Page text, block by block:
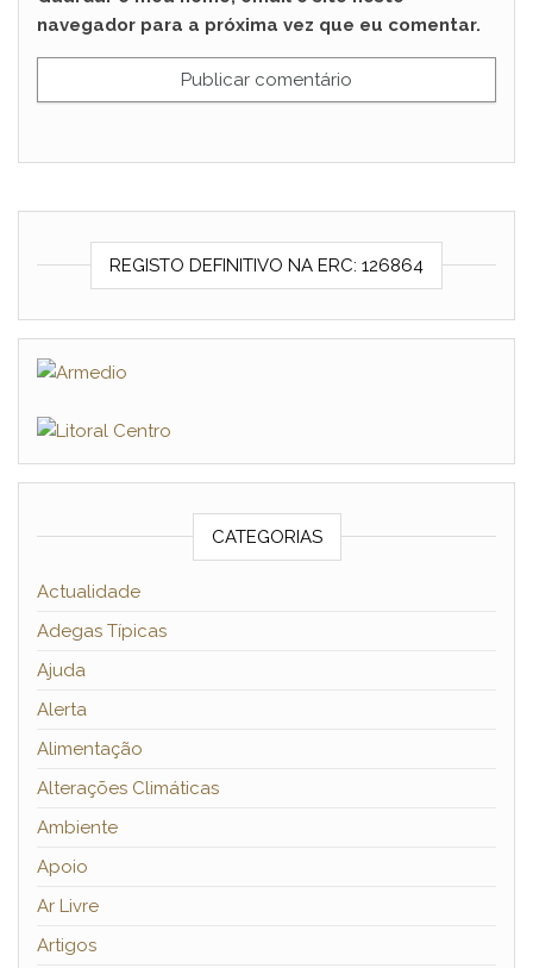
navegador para a próxima vez que eu comentar.
REGISTO DEFINITIVO NA ERC: 126864
CATEGORIAS
Actualidade
Adegas Típicas
Ajuda
Alerta
Alimentação
Alterações Climáticas
Ambiente
Apoio
Ar Livre
Artigos